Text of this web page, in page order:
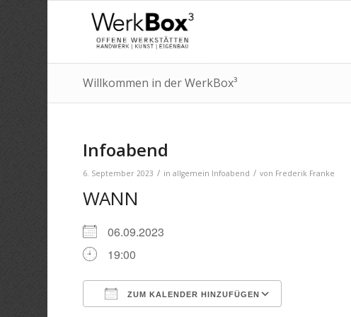
Willkommen in der WerkBox³
Infoabend
6. September 2023 / inallgemein Infoabend / von Frederik Franke
WANN
06.09.2023
19:00
ZUM KALENDER HINZUFÜGEN